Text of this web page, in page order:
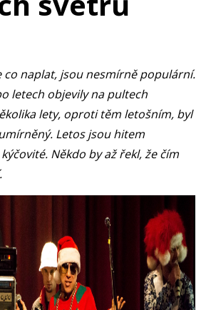
co naplat, jsou nesmírně populární.
letech objevily na pultech
lety, oproti těm letošním, byl
Letos jsou hitem
Někdo by až řekl, že čím